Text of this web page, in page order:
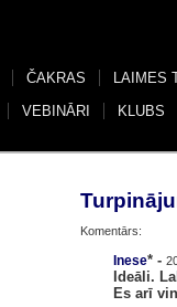
ČAKRAS LAIMES
VEBINĀRI KLUBS
Komentārs:
Inese* -
Ideāli.
Es arī